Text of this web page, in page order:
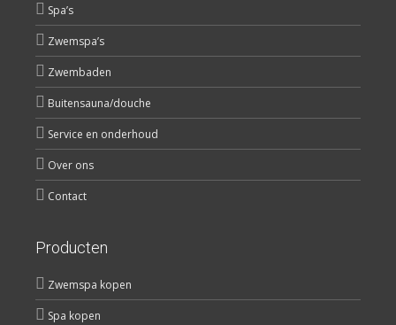
Spa’s
Zwemspa’s
Zwembaden
Buitensauna/douche
Service en onderhoud
Over ons
Contact
Producten
Zwemspa kopen
Spa kopen